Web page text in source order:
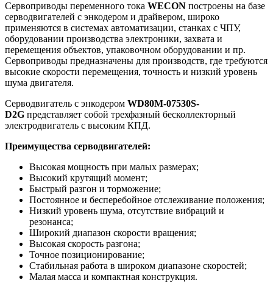
Cервоприводы переменного тока WECON построены на базе
серводвигателей с энкодером и драйвером, широко
применяются в системах автоматизации, станках с ЧПУ,
оборудовании производства электроники, захвата и
перемещения объектов, упаковочном оборудовании и пр.
Сервоприводы предназначены для производств, где требуются
высокие скорости перемещения, точность и низкий уровень
шума двигателя.
Серводвигатель с энкодером WD80M-07530S-
D2G представляет собой трехфазный бесколлекторный
электродвигатель с высоким КПД.
Преимущества серводвигателей:
Высокая мощность при малых размерах;
Высокий крутящий момент;
Быстрый разгон и торможение;
Постоянное и бесперебойное отслеживание положения;
Низкий уровень шума, отсутствие вибраций и
резонанса;
Широкий диапазон скорости вращения;
Высокая скорость разгона;
Точное позиционирование;
Стабильная работа в широком диапазоне скоростей;
Малая масса и компактная конструкция.